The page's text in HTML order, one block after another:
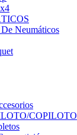
Neumáticos
COPILOTO